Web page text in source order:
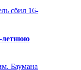
летнюю